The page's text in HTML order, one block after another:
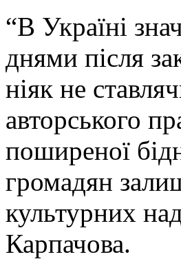
“В Україні
днями після
ніяк не
авторського
поширеної
громадян
культурних
Карпачова.